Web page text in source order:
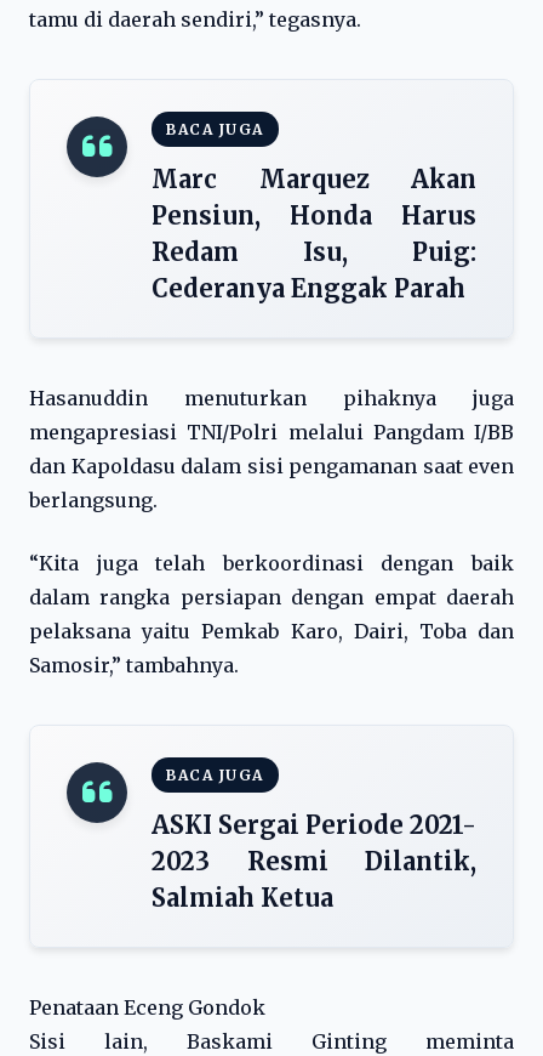
tamu di daerah sendiri,” tegasnya.
BACA JUGA
Marc Marquez Akan
Pensiun, Honda Harus
Redam Isu, Puig:
Cederanya Enggak Parah
Hasanuddin menuturkan pihaknya juga
mengapresiasi TNI/Polri melalui Pangdam I/BB
dan Kapoldasu dalam sisi pengamanan saat even
berlangsung.
“Kita juga telah berkoordinasi dengan baik
dalam rangka persiapan dengan empat daerah
pelaksana yaitu Pemkab Karo, Dairi, Toba dan
Samosir,” tambahnya.
BACA JUGA
ASKI Sergai Periode 2021-
2023 Resmi Dilantik,
Salmiah Ketua
Penataan Eceng Gondok
Sisi lain, Baskami Ginting meminta